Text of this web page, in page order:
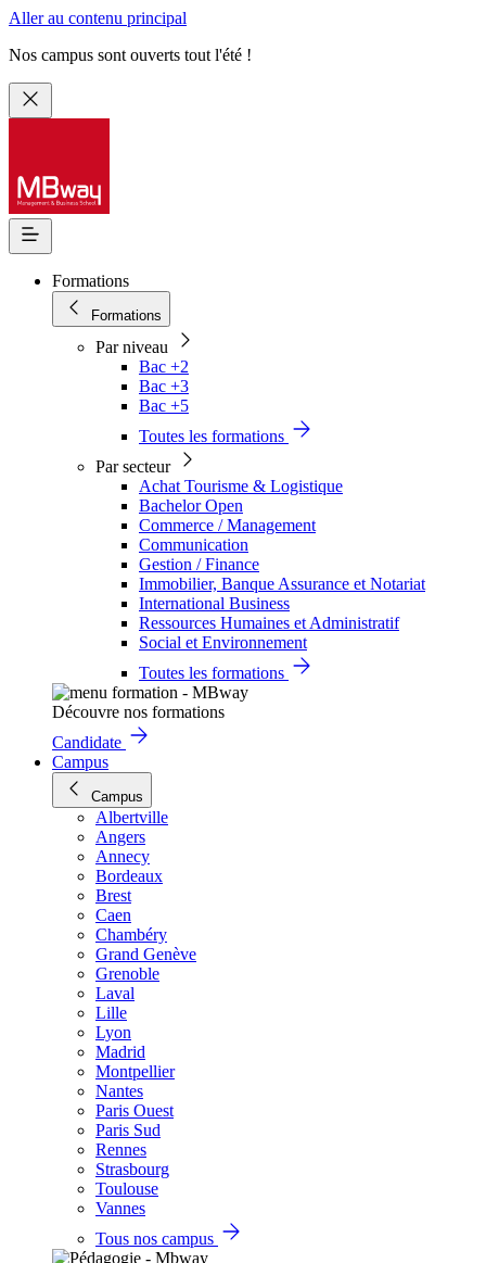
Aller au contenu principal
Nos campus sont ouverts tout l'été !
Formations
Formations
Par niveau
Bac +2
Bac +3
Bac +5
Toutes les formations
Par secteur
Achat Tourisme & Logistique
Bachelor Open
Commerce / Management
Communication
Gestion / Finance
Immobilier, Banque Assurance et Notariat
International Business
Ressources Humaines et Administratif
Social et Environnement
Toutes les formations
Découvre nos formations
Candidate
Campus
Campus
Albertville
Angers
Annecy
Bordeaux
Brest
Caen
Chambéry
Grand Genève
Grenoble
Laval
Lille
Lyon
Madrid
Montpellier
Nantes
Paris Ouest
Paris Sud
Rennes
Strasbourg
Toulouse
Vannes
Tous nos campus